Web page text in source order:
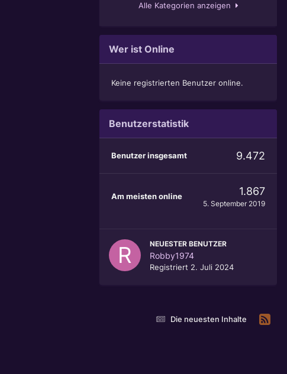
Alle Kategorien anzeigen
Wer ist Online
Keine registrierten Benutzer online.
Benutzerstatistik
Benutzer insgesamt 9.472
Am meisten online 1.867
5. September 2019
NEUESTER BENUTZER
Robby1974
Registriert 2. Juli 2024
Die neuesten Inhalte